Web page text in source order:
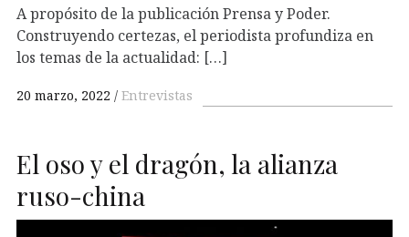
A propósito de la publicación Prensa y Poder.
Construyendo certezas, el periodista profundiza en
los temas de la actualidad: […]
20 marzo, 2022 Entrevistas
El oso y el dragón, la alianza
ruso-china